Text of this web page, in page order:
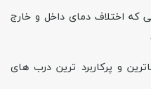
که اختلاف دمای داخل و خارج
و پرکاربرد ترین درب های